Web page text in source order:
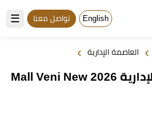
☰ English تواصل معنا
› العاصمة الإدارية ›
مول فيني العاصمة الإدارية 2026 Mall Veni New